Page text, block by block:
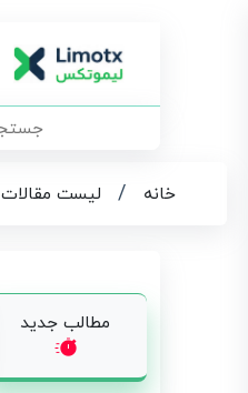
خانه / لیست مقالات
مطالب جدید